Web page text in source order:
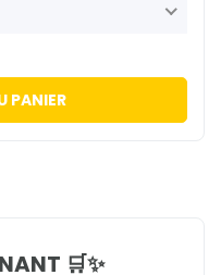
PANIER
🛒✨